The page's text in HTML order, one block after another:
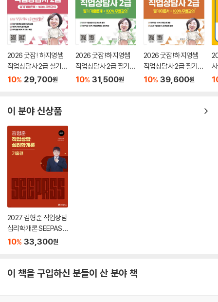
2026 굿잡! 하지영쌤
직업상담사 2급 실기
기출문제 + 100% 무료
10% 29,700원
2026 굿잡!하지영쌤
직업상담사 2급 필기
기출문제
10% 31,500원
2026 굿잡!하지영쌤
직업상담사 2급 필기
이론서
10% 39,600원
(
이 분야 신상품
2027 김형준 직업상담
심리학개론 SEEPASS
이론+기출
10% 33,300원
이 책을 구입하신 분들이 산 분야 책